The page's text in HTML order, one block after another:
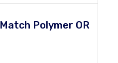
Polymer OR